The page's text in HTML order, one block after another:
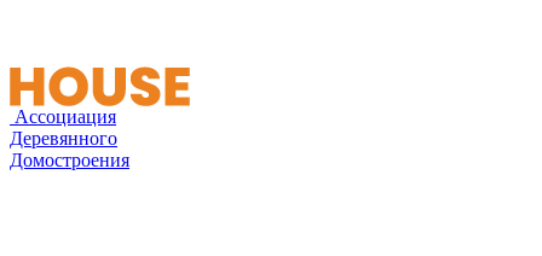
Ассоциация
Деревянного
Домостроения